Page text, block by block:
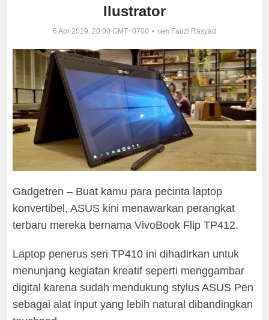
Ilustrator
6 Apr 2019, 20:00 GMT+0700 oleh Fauzi Rasyad
Gadgetren – Buat kamu para pecinta laptop
konvertibel, ASUS kini menawarkan perangkat
terbaru mereka bernama VivoBook Flip TP412.
Laptop penerus seri TP410 ini dihadirkan untuk
menunjang kegiatan kreatif seperti menggambar
digital karena sudah mendukung stylus ASUS Pen
sebagai alat input yang lebih natural dibandingkan